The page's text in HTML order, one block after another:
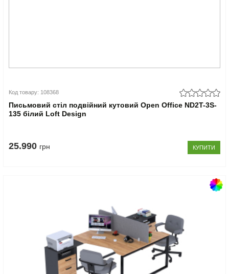
Код товару: 108368
Письмовий стіл подвійний кутовий Open Office ND2T-3S-
135 білий Loft Design
25.990 грн КУПИТИ